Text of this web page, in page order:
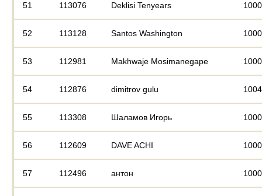
51 113076 Deklisi Tenyears
52 113128 Santos Washington
53 112981 Makhwaje Mosimanegape
54 112876 dimitrov gulu
55 113308 Шаламов Игорь
56 112609 DAVE ACHI
57 112496 антон